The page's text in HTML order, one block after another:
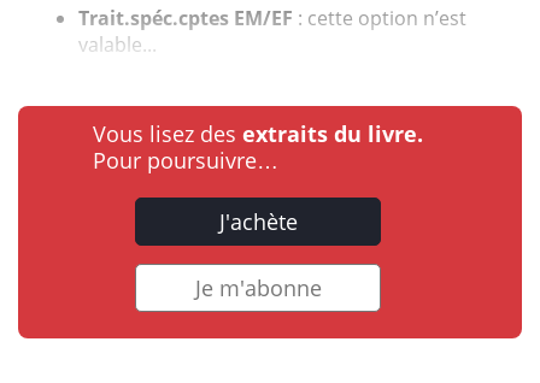
Trait.spéc.cptes EM/EF : cette option n’est
valable...
Vous lisez des extraits du livre.
Pour poursuivre…
J'achète
Je m'abonne